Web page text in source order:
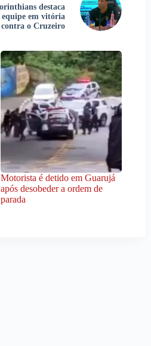
destaca
em vitória
contra o Cruzeiro
Motorista é detido em Guarujá
após desobeder a ordem de
parada